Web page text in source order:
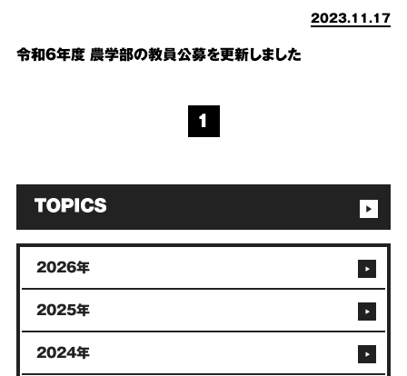
2023.11.17
令和６年度 農学部の教員公募を更新しました
1
2026年
2025年
2024年